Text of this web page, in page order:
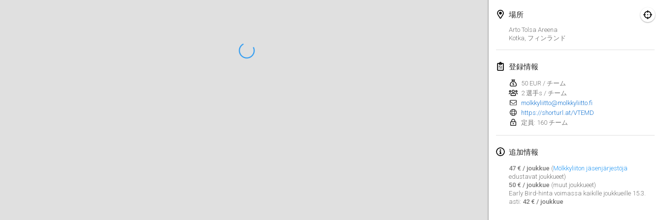
場所
Arto Tolsa Areena
Kotka フィンランド
登録情報
50 EUR / チーム
2 選手s / チーム
molkkyliitto@molkkyliitto.fi
https://shorturl.at/VTEMD
定員: 160 チーム
追加情報
47 € / joukkue (Mölkkyliiton jäsenjärjestöjä
edustavat joukkueet)
50 € / joukkue (muut joukkueet)
Early Bird-hinta voimassa kaikille joukkueille 15.3.
asti: 42 € / joukkue
2025年2月
US Mölkky Winter
2025年2月7日
Open des vendanges tardives
2025年2月8日|
Indoor de la CASAS
2025年2月15日|フィンランド
Warm-up EM Indoor
2025年2月28日